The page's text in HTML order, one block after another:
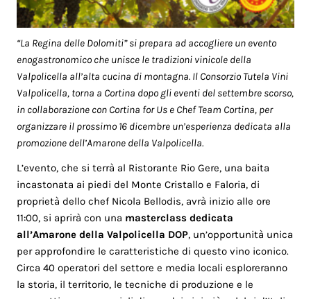
“La Regina delle Dolomiti” si prepara ad accogliere un evento
enogastronomico che unisce le tradizioni vinicole della
Valpolicella all’alta cucina di montagna. Il Consorzio Tutela Vini
Valpolicella, torna a Cortina dopo gli eventi del settembre scorso,
in collaborazione con Cortina for Us e Chef Team Cortina, per
organizzare il prossimo 16 dicembre un’esperienza dedicata alla
promozione dell’Amarone della Valpolicella.
L’evento, che si terrà al Ristorante Rio Gere, una baita
incastonata ai piedi del Monte Cristallo e Faloria, di
proprietà dello chef Nicola Bellodis, avrà inizio alle ore
11:00, si aprirà con una masterclass dedicata
all’Amarone della Valpolicella DOP, un’opportunità unica
per approfondire le caratteristiche di questo vino iconico.
Circa 40 operatori del settore e media locali esploreranno
la storia, il territorio, le tecniche di produzione e le